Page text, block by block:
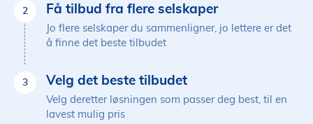
2 Få tilbud fra flere selskaper
Jo flere selskaper du sammenligner, jo lettere er det
å finne det beste tilbudet
3 Velg det beste tilbudet
Velg deretter løsningen som passer deg best, til en
lavest mulig pris